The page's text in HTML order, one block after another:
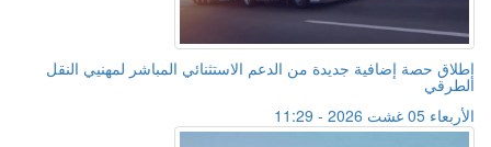
إطلاق حصة إضافية جديدة من الدعم الاستثنائي المباشر لمهنيي النقل
الطرقي
الأربعاء 05 غشت 2026 - 11:29